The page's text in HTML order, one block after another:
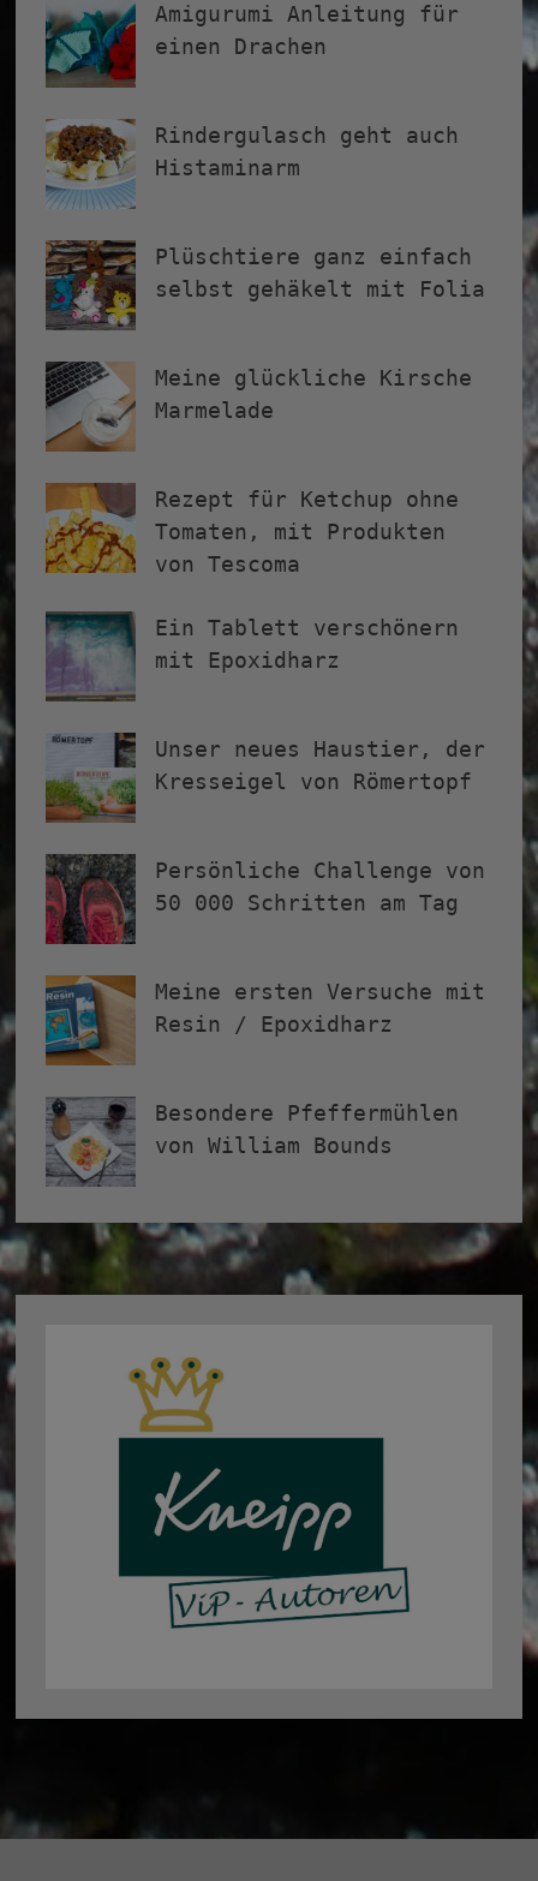
Amigurumi Anleitung für
einen Drachen
Rindergulasch geht auch
Histaminarm
Plüschtiere ganz einfach
selbst gehäkelt mit Folia
Meine glückliche Kirsche
Marmelade
Rezept für Ketchup ohne
Tomaten, mit Produkten
von Tescoma
Ein Tablett verschönern
mit Epoxidharz
Unser neues Haustier, der
Kresseigel von Römertopf
Persönliche Challenge von
50 000 Schritten am Tag
Meine ersten Versuche mit
Resin / Epoxidharz
Besondere Pfeffermühlen
von William Bounds